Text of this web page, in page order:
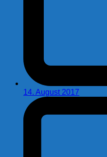
14. August 2017